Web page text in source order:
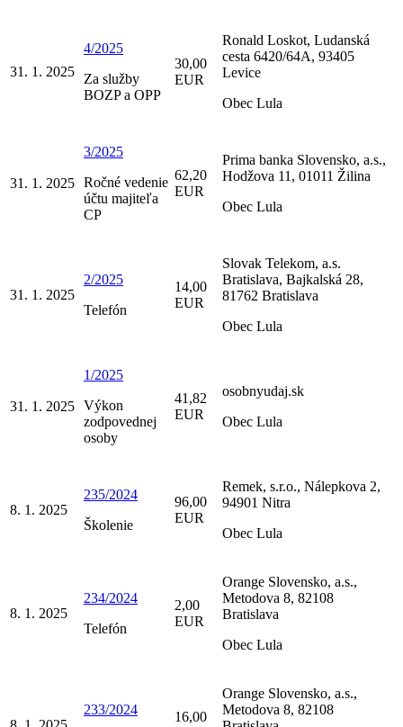
31. 1. 2025
4/2025
Za služby
BOZP a OPP
30,00
EUR
Ronald Loskot, Ludanská
cesta 6420/64A, 93405
Levice
Obec Lula
31. 1. 2025
3/2025
Ročné vedenie
účtu majiteľa
CP
62,20
EUR
Prima banka Slovensko, a.s.,
Hodžova 11, 01011 Žilina
Obec Lula
31. 1. 2025
2/2025
Telefón
14,00
EUR
Slovak Telekom, a.s.
Bratislava, Bajkalská 28,
81762 Bratislava
Obec Lula
31. 1. 2025
1/2025
Výkon
zodpovednej
osoby
41,82
EUR
osobnyudaj.sk
Obec Lula
8. 1. 2025
235/2024
Školenie
96,00
EUR
Remek, s.r.o., Nálepkova 2,
94901 Nitra
Obec Lula
8. 1. 2025
234/2024
Telefón
2,00
EUR
Orange Slovensko, a.s.,
Metodova 8, 82108
Bratislava
Obec Lula
233/2024
16,00
Orange Slovensko, a.s.,
Metodova 8, 82108